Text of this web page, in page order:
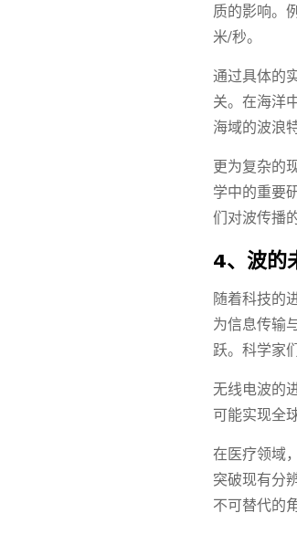
质的影响。
米/秒。
通过具体的
关。在海洋
海域的波浪
更为复杂的
学中的重要
们对波传播
4、波的
随着科技的
为信息传输
跃。科学家
无线电波的
可能实现全
在医疗领域
突破现有分
不可替代的